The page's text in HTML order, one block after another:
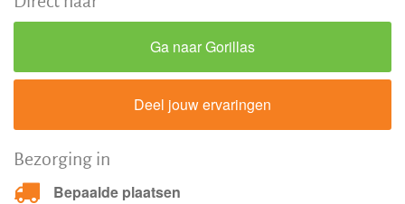
Ga naar Gorillas
Deel jouw ervaringen
Bezorging in
Bepaalde plaatsen